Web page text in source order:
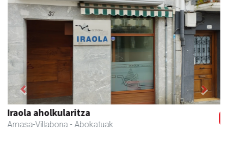
Txortu mekanizaketa eta muntaketa
Asteasu - Mekanizatuak
Previous Next